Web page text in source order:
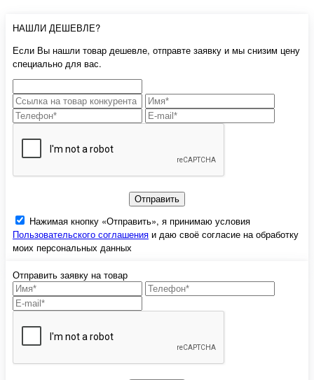
НАШЛИ ДЕШЕВЛЕ?
Если Вы нашли товар дешевле, отправте заявку и мы снизим цену
специально для вас.
Отправить
Нажимая кнопку «Отправить», я принимаю условия
Пользовательского соглашения и даю своё согласие на обработку
моих персональных данных
Отправить заявку на товар